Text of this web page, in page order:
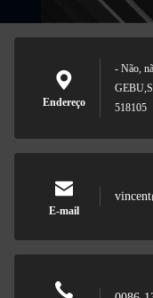
Endereço
- Não,
518105
E-mail